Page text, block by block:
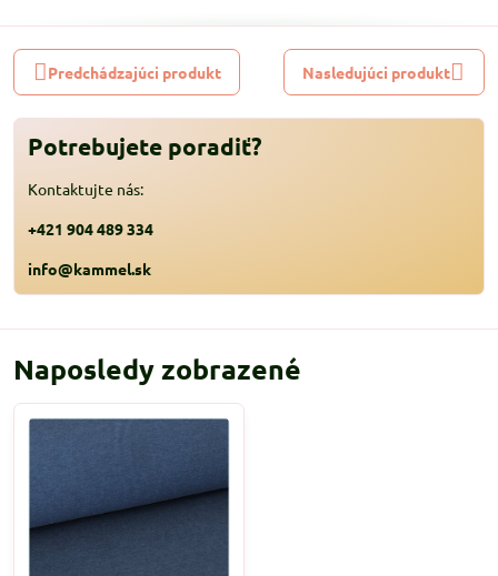
Predchádzajúci produkt Nasledujúci produkt
Potrebujete poradiť?
Kontaktujte nás:
+421 904 489 334
info@kammel.sk
Naposledy zobrazené